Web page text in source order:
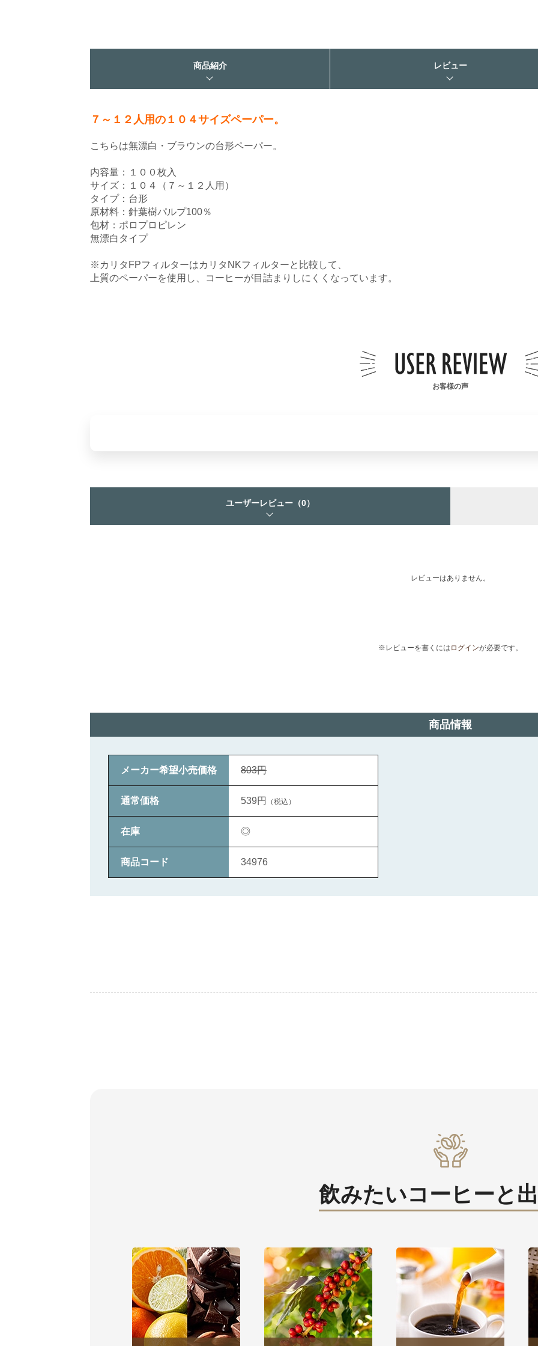
商品紹介 レビュー
７～１２人用の１０４サイズペーパー。
こちらは無漂白・ブラウンの台形ペーパー。
内容量：１００枚入
サイズ：１０４（７～１２人用）
タイプ：台形
原材料：針葉樹パルプ100％
包材：ポロプロピレン
無漂白タイプ
※カリタFPフィルターはカリタNKフィルターと比較して、
上質のペーパーを使用し、コーヒーが目詰まりしにくくなっています。
お客様の声
ユーザーレビュー （0）
レビューはありません。
※レビューを書くには ログインが必要です。
商品情報
メーカー希望小売価格 803円
通常価格 539円 （税込）
在庫 ◎
商品コード 34976
飲みたいコーヒーと